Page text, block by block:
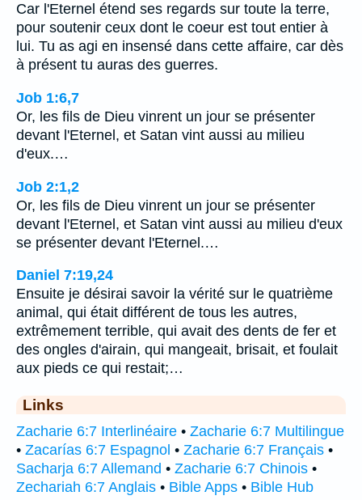
Car l'Eternel étend ses regards sur toute la terre,
pour soutenir ceux dont le coeur est tout entier à
lui. Tu as agi en insensé dans cette affaire, car dès
à présent tu auras des guerres.
Job 1:6,7
Or, les fils de Dieu vinrent un jour se présenter
devant l'Eternel, et Satan vint aussi au milieu
d'eux.…
Job 2:1,2
Or, les fils de Dieu vinrent un jour se présenter
devant l'Eternel, et Satan vint aussi au milieu d'eux
se présenter devant l'Eternel.…
Daniel 7:19,24
Ensuite je désirai savoir la vérité sur le quatrième
animal, qui était différent de tous les autres,
extrêmement terrible, qui avait des dents de fer et
des ongles d'airain, qui mangeait, brisait, et foulait
aux pieds ce qui restait;…
Links
Zacharie 6:7 Interlinéaire • Zacharie 6:7 Multilingue
• Zacarías 6:7 Espagnol • Zacharie 6:7 Français •
Sacharja 6:7 Allemand • Zacharie 6:7 Chinois •
Zechariah 6:7 Anglais • Bible Apps • Bible Hub